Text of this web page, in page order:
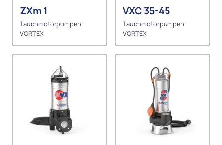
ZXm 1
Tauchmotorpumpen
VORTEX
VXC 35-45
Tauchmotorpumpen
VORTEX